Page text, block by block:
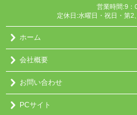
営業時間:9：
定休日:水曜日・祝日・第2
ホーム
会社概要
お問い合わせ
PCサイト